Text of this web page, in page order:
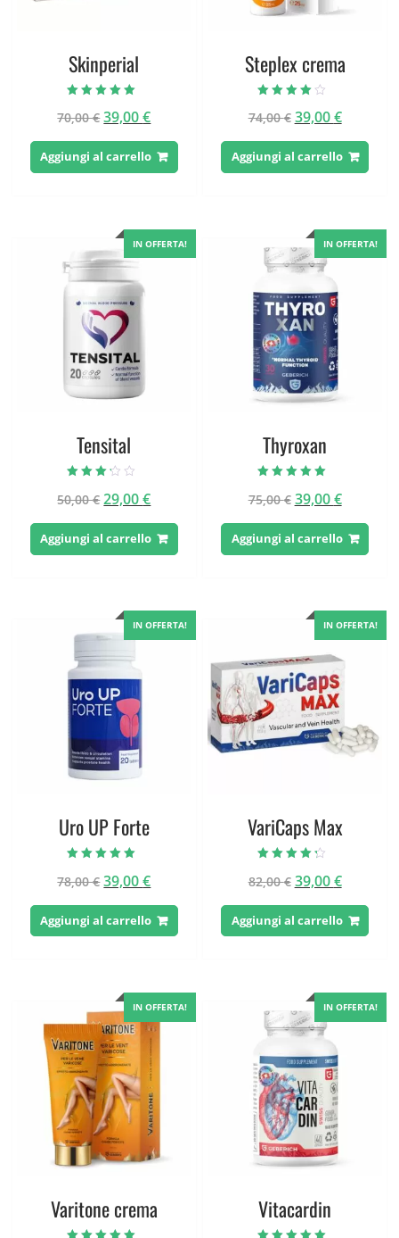
Skinperial
4.75
su 5
70,00€Il
originale
era:
39,00€Il
attuale
è:
Aggiungi al carrello
Steplex crema
3.60
su 5
74,00€ Il
originale
era:
39,00€Il
attuale
è:
Aggiungi al carrello
IN OFFERTA!
Tensital
3.00
50,00€Il
originale
era:
29,00€Il
attuale
è:
Aggiungi al carrello
IN OFFERTA!
Thyroxan
5.00
su 5
75,00€ Il
originale
era:
39,00€Il
attuale
è:
Aggiungi al carrello
IN OFFERTA!
Uro UP Forte
5.00
su 5
78,00€Il
originale
era:
39,00€Il
attuale
è:
Aggiungi al carrello
IN OFFERTA!
VariCaps Max
4.00
su 5
82,00€ Il
originale
era:
39,00€Il
attuale
è:
Aggiungi al carrello
IN OFFERTA!
Varitone crema
IN OFFERTA!
Vitacardin